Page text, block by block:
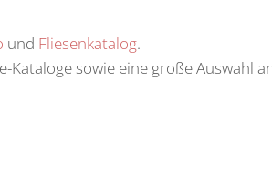
und Fliesenkatalog.
Kataloge sowie eine große Auswahl